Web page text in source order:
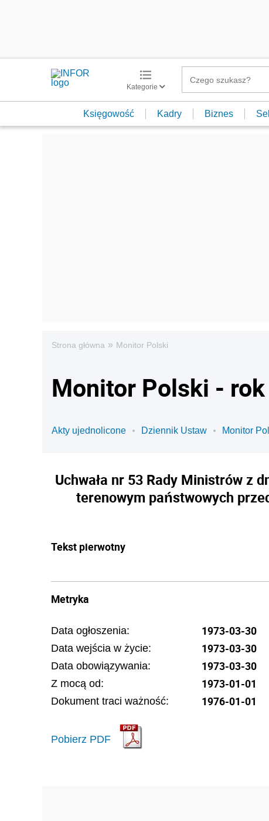
Kategorie
Księgowość Kadry Biznes
Strona główna » Monitor Polski
Monitor Polski -
Akty ujednolicone Dziennik Ustaw Monitor
Uchwała nr 53 Rady Ministrów z
terenowym państwowych
Tekst pierwotny
Metryka
Data ogłoszenia: 1973-03-30
Data wejścia w życie: 1973-03-30
Data obowiązywania: 1973-03-30
Z mocą od: 1973-01-01
Dokument traci ważność: 1976-01-01
Pobierz PDF